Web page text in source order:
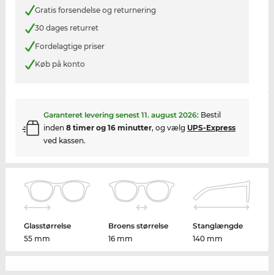
Gratis forsendelse og returnering
30 dages returret
Fordelagtige priser
Køb på konto
Garanteret levering senest 11. august 2026: Bestil
inden 8 timer og 16 minutter, og vælg UPS-Express
ved kassen.
Glasstørrelse
55 mm
Broens størrelse
16 mm
Stanglængde
140 mm